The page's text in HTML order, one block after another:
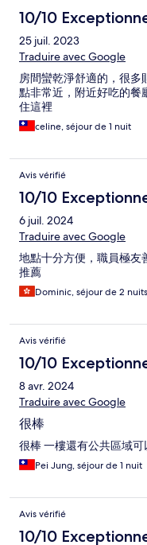
10/10
25 juil. 2023
Traduire avec Google
房間蠻乾淨舒適的，很
點非常近，附近好吃的餐
住這裡
celine, séjour de 1 nuit
Avis vérifié
10/10
6 juil. 2024
Traduire avec Google
地點十分方便，職員極友
推薦
Dominic, séjour de 2 nuits
Avis vérifié
10/10
8 avr. 2024
Traduire avec Google
很棒
很棒 一樓還有公共區域
Pei Jung, séjour de 1 nuit
Avis vérifié
10/10